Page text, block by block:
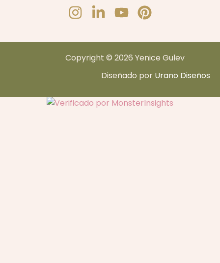
Copyright © 2026 Yenice Gulev
Diseñado por Urano Diseños